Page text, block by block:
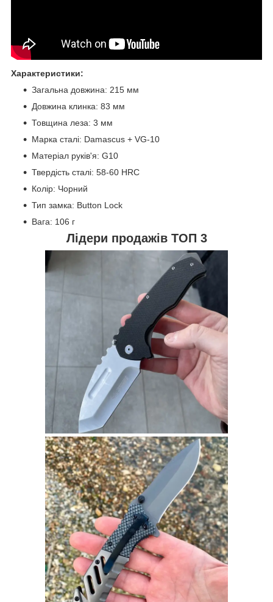
Характеристики:
Загальна довжина: 215 мм
Довжина клинка: 83 мм
Товщина леза: 3 мм
Марка сталі: Damascus + VG-10
Матеріал руків'я: G10
Твердість сталі: 58-60 HRC
Колір: Чорний
Тип замка: Button Lock
Вага: 106 г
Лідери продажів ТОП 3